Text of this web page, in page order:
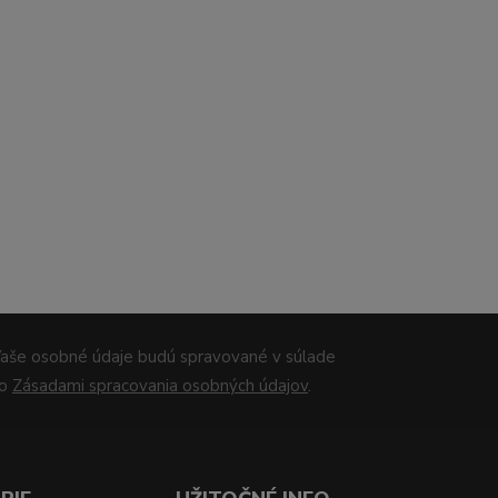
osobné údaje budú spravované v súlade
Zásadami spracovania osobných údajov.